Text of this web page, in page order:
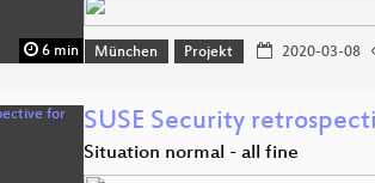
6 min München Projekt 2020-03-08
SUSE Security
Situation normal - all fine